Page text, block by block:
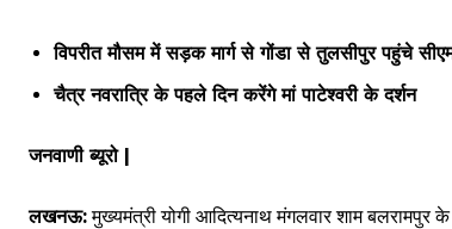
विपरीत मौसम में सड़क मार्ग से गोंडा से तुलसीपुर पहुंचे
चैत्र नवरात्रि के पहले दिन करेंगे मां पाटेश्वरी के दर्शन
जनवाणी ब्यूरो |
लखनऊ:मुख्यमंत्री योगी आदित्यनाथ मंगलवार शाम बलरामपुर के